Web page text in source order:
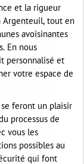
et la rigueur
Argenteuil, tout en
avoisinantes
En nous
personnalisé et
votre espace de
feront un plaisir
processus de
vous les
possibles au
qui font